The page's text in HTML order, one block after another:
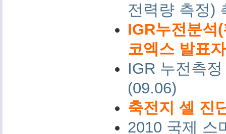
전력량 측정)
IGR누전분석
코엑스 발표
IGR 누전측
(09.06)
축전지 셀 진
2010 국제 스